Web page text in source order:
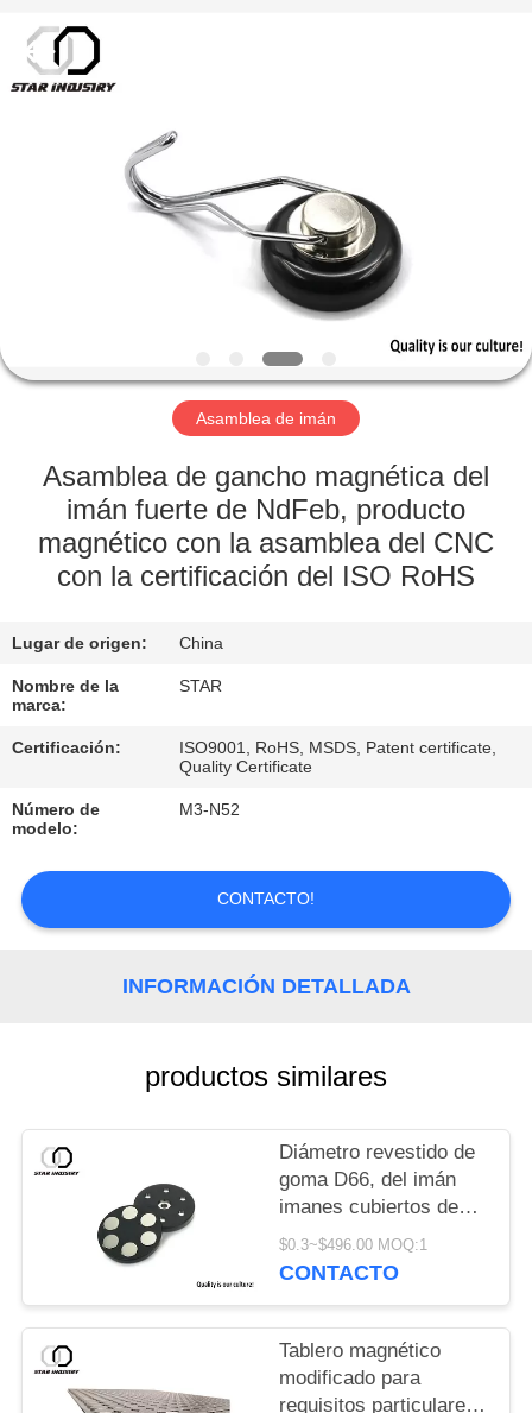
PRODUCTOS
VIAJE
FÁBRICA
CONTROL
CALIDAD
ÉNTRENOS
CONTACTO
NOTICIAS
Proveedor.
Copyright
2021
Asamblea de imán
Asamblea de gancho magnética del
imán fuerte de NdFeb, producto
magnético con la asamblea del CNC
con la certificación del ISO RoHS
Lugar de origen: China
Nombre de la
marca:
STAR
Certificación:
ISO9001, RoHS, MSDS, Patent certificate,
Quality Certificate
Número de
modelo:
M3-N52
CONTACTO!
INFORMACIÓN DETALLADA
productos similares
Diámetro revestido de
goma D66, del imán
imanes cubiertos de
goma D88 para el
soporte ligero
$0.3~$496.00 MOQ:1
CONTACTO
Tablero magnético
modificado para
requisitos particulares